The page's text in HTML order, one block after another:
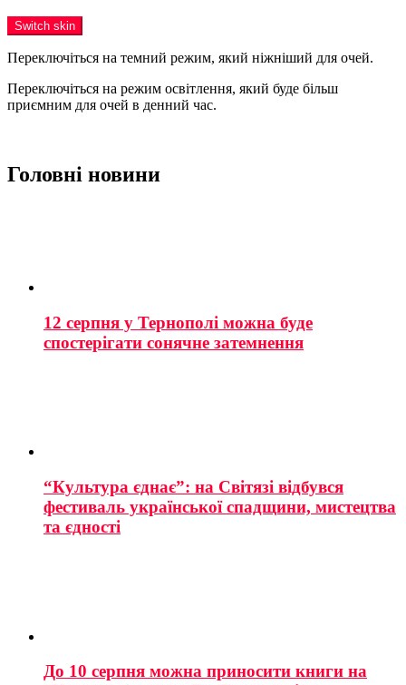
Switch skin
Переключіться на темний режим, який ніжніший для очей.
Переключіться на режим освітлення, який буде більш
приємним для очей в денний час.
Головні новини
12 серпня у Тернополі можна буде
спостерігати сонячне затемнення
“Культура єднає”: на Світязі відбувся
фестиваль української спадщини, мистецтва
та єдності
До 10 серпня можна приносити книги на